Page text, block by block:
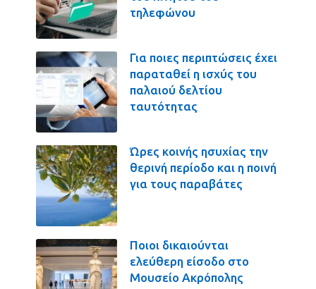
τηλεφώνου
Για ποιες περιπτώσεις έχει
παραταθεί η ισχύς του
παλαιού δελτίου
ταυτότητας
Ώρες κοινής ησυχίας την
θερινή περίοδο και η ποινή
για τους παραβάτες
Ποιοι δικαιούνται
ελεύθερη είσοδο στο
Μουσείο Ακρόπολης